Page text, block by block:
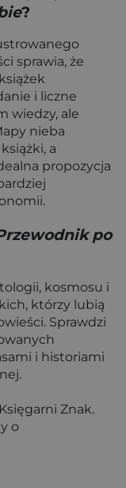
?
sprawia, że
i liczne
wiedzy, ale
nieba
a
propozycja
po
kosmosu i
którzy lubią
Sprawdzi
i historiami
Znak.
o